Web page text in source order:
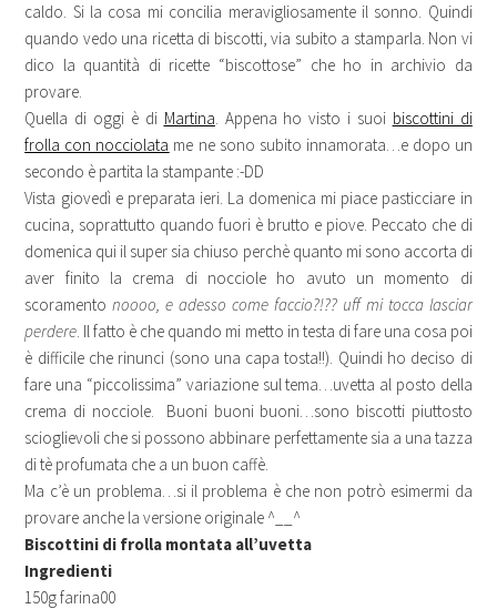
caldo. Si la cosa mi concilia meravigliosamente il sonno. Quindi
quando vedo una ricetta di biscotti, via subito a stamparla. Non vi
dico la quantità di ricette “biscottose” che ho in archivio da
provare.
Quella di oggi è di Martina. Appena ho visto i suoi biscottini di
frolla con nocciolata me ne sono subito innamorata…e dopo un
secondo è partita la stampante :-DD
Vista giovedì e preparata ieri. La domenica mi piace pasticciare in
cucina, soprattutto quando fuori è brutto e piove. Peccato che di
domenica qui il super sia chiuso perchè quanto mi sono accorta di
aver finito la crema di nocciole ho avuto un momento di
scoramentonoooo, e adesso come faccio?!?? uff mi tocca lasciar
perdere. Il fatto è che quando mi metto in testa di fare una cosa poi
è difficile che rinunci (sono una capa tosta!!). Quindi ho deciso di
fare una “piccolissima” variazione sul tema…uvetta al posto della
crema di nocciole. Buoni buoni buoni…sono biscotti piuttosto
scioglievoli che si possono abbinare perfettamente sia a una tazza
di tè profumata che a un buon caffè.
Ma c’è un problema…si il problema è che non potrò esimermi da
provare anche la versione originale ^__^
Biscottini di frolla montata all’uvetta
Ingredienti
150g farina00